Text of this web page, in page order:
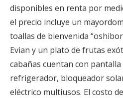
disponibles en renta por
el precio incluye un
toallas de bienvenida
Evian y un plato de frutas
cabañas cuentan con
refrigerador, bloqueador
eléctrico multiusos. El costo